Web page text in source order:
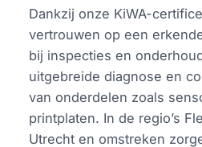
Dankzij onze KiWA-
vertrouwen op een
bij inspecties en
uitgebreide diagnose en
van onderdelen zoals
printplaten. In de regio’s
Utrecht en omstreken